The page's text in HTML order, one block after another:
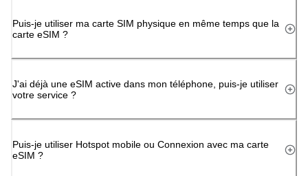
Puis-je utiliser ma carte SIM physique en même temps que la
carte eSIM ?
J'ai déjà une eSIM active dans mon téléphone, puis-je utiliser
votre service ?
Puis-je utiliser Hotspot mobile ou Connexion avec ma carte
eSIM ?